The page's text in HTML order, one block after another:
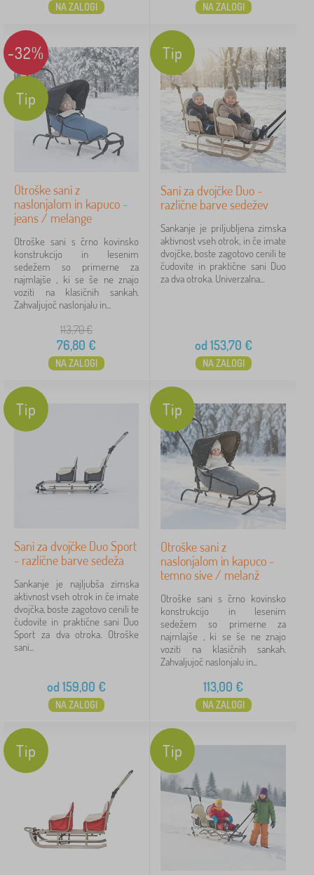
Iskanje znotraj filtra
Razpoložljivost
Vrsta ponudbe
Preklicati FILTRIRANJE
NA ZALOGI NA ZALOGI
-32%
Tip
Otroške sani z
naslonjalom in kapuco -
jeans / melange
Otroške sani s črno kovinsko
konstrukcijo in lesenim
sedežem so primerne za
najmlajše , ki se še ne znajo
voziti na klasičnih sankah.
Zahvaljujoč naslonjalu in...
113,70€
76,80 €
NA ZALOGI
Tip
Sani za dvojčke Duo -
različne barve sedežev
Sankanje je priljubljena zimska
aktivnost vseh otrok, in če imate
dvojčke, boste zagotovo cenili te
čudovite in praktične sani Duo
za dva otroka. Univerzalna...
od 153,70 €
NA ZALOGI
Tip
Sani za dvojčke Duo Sport
- različne barve sedeža
Sankanje je najljubša zimska
aktivnost vseh otrok in če imate
dvojčka, boste zagotovo cenili te
čudovite in praktične sani Duo
Sport za dva otroka. Otroške
sani...
od 159,00 €
NA ZALOGI
Tip
Otroške sani z
naslonjalom in kapuco -
temno sive / melanž
Otroške sani s črno kovinsko
konstrukcijo in lesenim
sedežem so primerne za
najmlajše , ki se še ne znajo
voziti na klasičnih sankah.
Zahvaljujoč naslonjalu in...
113,00 €
NA ZALOGI
Tip Tip